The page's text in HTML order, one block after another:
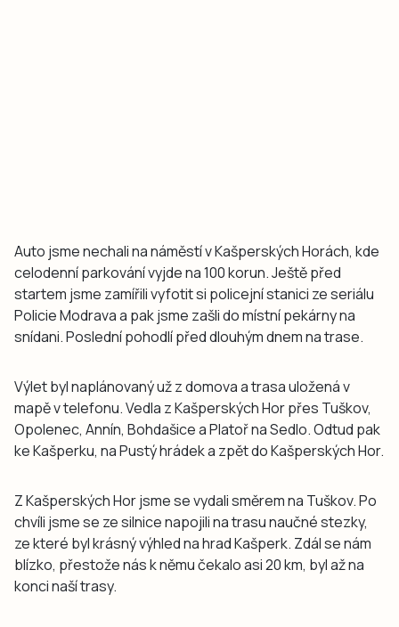
Auto jsme nechali na náměstí v Kašperských Horách, kde
celodenní parkování vyjde na 100 korun. Ještě před
startem jsme zamířili vyfotit si policejní stanici ze seriálu
Policie Modrava a pak jsme zašli do místní pekárny na
snídani. Poslední pohodlí před dlouhým dnem na trase.
Výlet byl naplánovaný už z domova a trasa uložená v
mapě v telefonu. Vedla z Kašperských Hor přes Tuškov,
Opolenec, Annín, Bohdašice a Platoř na Sedlo. Odtud pak
ke Kašperku, na Pustý hrádek a zpět do Kašperských Hor.
Z Kašperských Hor jsme se vydali směrem na Tuškov. Po
chvíli jsme se ze silnice napojili na trasu naučné stezky,
ze které byl krásný výhled na hrad Kašperk. Zdál se nám
blízko, přestože nás k němu čekalo asi 20 km, byl až na
konci naší trasy.